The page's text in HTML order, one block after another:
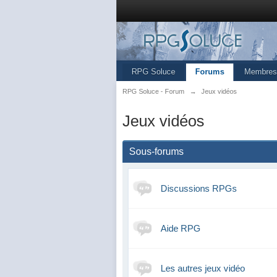
RPG Soluce Forums Membres
RPG Soluce - Forum → Jeux vidéos
Jeux vidéos
Sous-forums
Discussions RPGs
Aide RPG
Les autres jeux vidéo